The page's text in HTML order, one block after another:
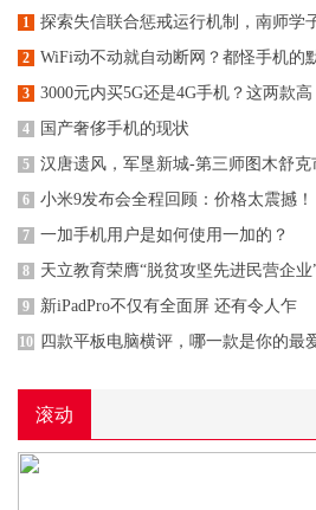
1 探索失信联合惩戒运行机制，南师学
2 WiFi动不动就自动断网？都怪手机的
3 3000元内买5G还是4G手机？这两款高
4 国产奢侈手机的现状
5 汉唐遗风，军垦新城-第三师图木舒克
6 小米9发布会全程回顾：价格太震撼！
7 一加手机用户是如何使用一加的？
8 天立教育荣膺“脱贫攻坚先进民营企业”
9 新iPadPro不仅有全面屏 还有令人乍
10 四款平板电脑横评，哪一款是你的最
滚动